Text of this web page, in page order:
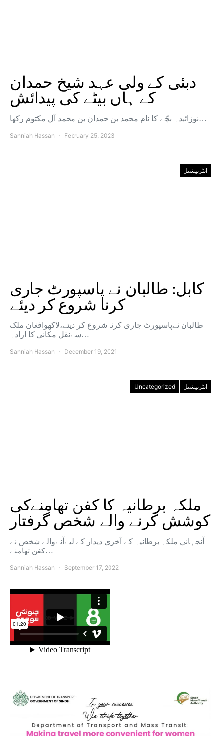
دبئی کے ولی عہد شیخ حمدان
کے ہاں بیٹے کی پیدائش
نوزائیدہ بچّے کا نام محمد بن حمدان بن محمد آل مکتوم رکھا…
Sanniah Hassan February 25, 2023
انٹرنیشنل
کابل: طالبان نے پاسپورٹ جاری
کرنا شروع کر ديئے
طالبان نےپاسپورٹ جاری کرنا شروع کر دیئے،لاکھوافغان ملک
سےنقل مکانی کا ارادہ…
Sanniah Hassan December 19, 2021
Uncategorized انٹرنیشنل
ملکہ برطانیہ کا کفن تھامنےکی
کوشش کرنے والے شخص گرفتار
آنجہانی ملکہ برطانیہ کے آخری دیدار کے لیےآنےوالے شخص نے
کفن تھامنے…
Sanniah Hassan September 17, 2022